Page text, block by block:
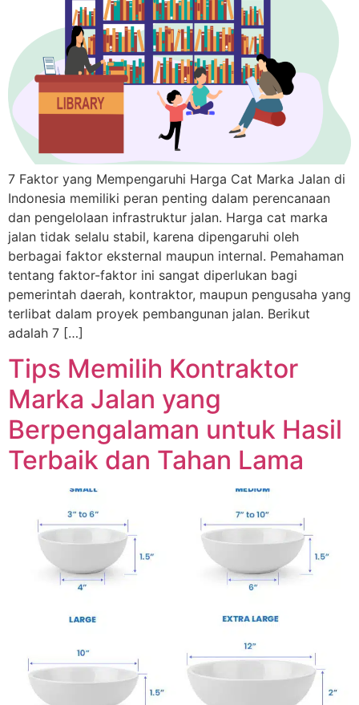
7 Faktor yang Mempengaruhi Harga Cat Marka Jalan di
Indonesia memiliki peran penting dalam perencanaan
dan pengelolaan infrastruktur jalan. Harga cat marka
jalan tidak selalu stabil, karena dipengaruhi oleh
berbagai faktor eksternal maupun internal. Pemahaman
tentang faktor-faktor ini sangat diperlukan bagi
pemerintah daerah, kontraktor, maupun pengusaha yang
terlibat dalam proyek pembangunan jalan. Berikut
adalah 7 […]
Tips Memilih Kontraktor
Marka Jalan yang
Berpengalaman untuk Hasil
Terbaik dan Tahan Lama